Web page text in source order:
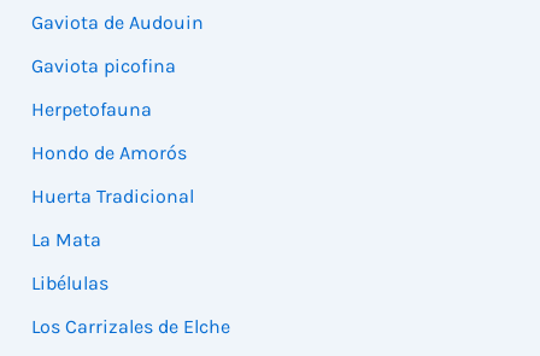
Gaviota de Audouin
Gaviota picofina
Herpetofauna
Hondo de Amorós
Huerta Tradicional
La Mata
Libélulas
Los Carrizales de Elche